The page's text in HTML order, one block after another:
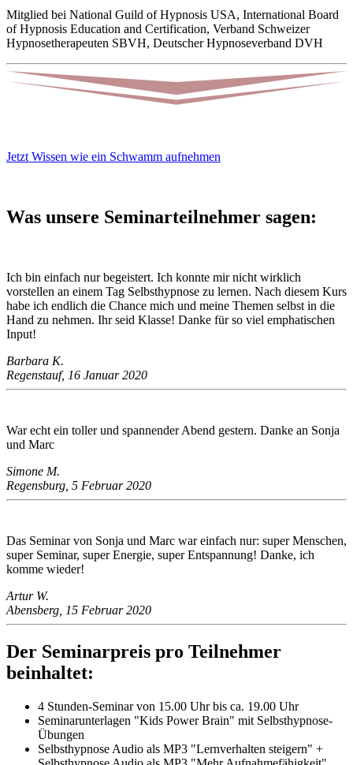
Mitglied bei National Guild of Hypnosis USA, International Board
of Hypnosis Education and Certification, Verband Schweizer
Hypnosetherapeuten SBVH, Deutscher Hypnoseverband DVH
Jetzt Wissen wie ein Schwamm aufnehmen
Was unsere Seminarteilnehmer sagen:
Ich bin einfach nur begeistert. Ich konnte mir nicht wirklich
vorstellen an einem Tag Selbsthypnose zu lernen. Nach diesem Kurs
habe ich endlich die Chance mich und meine Themen selbst in die
Hand zu nehmen. Ihr seid Klasse! Danke für so viel emphatischen
Input!
Barbara K.
Regenstauf, 16 Januar 2020
War echt ein toller und spannender Abend gestern. Danke an Sonja
und Marc
Simone M.
Regensburg, 5 Februar 2020
Das Seminar von Sonja und Marc war einfach nur: super Menschen,
super Seminar, super Energie, super Entspannung! Danke, ich
komme wieder!
Artur W.
Abensberg, 15 Februar 2020
Der Seminarpreis pro Teilnehmer
beinhaltet:
4 Stunden-Seminar von 15.00 Uhr bis ca. 19.00 Uhr
Seminarunterlagen "Kids Power Brain" mit Selbsthypnose-
Übungen
Selbsthypnose Audio als MP3 "Lernverhalten steigern" +